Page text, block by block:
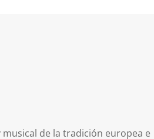
de la tradición europea e